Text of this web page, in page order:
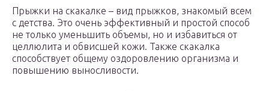
Прыжки на скакалке – вид прыжков, знакомый всем
с детства. Это очень эффективный и простой способ
не только уменьшить объемы, но и избавиться от
целлюлита и обвисшей кожи. Также скакалка
способствует общему оздоровлению организма и
повышению выносливости.